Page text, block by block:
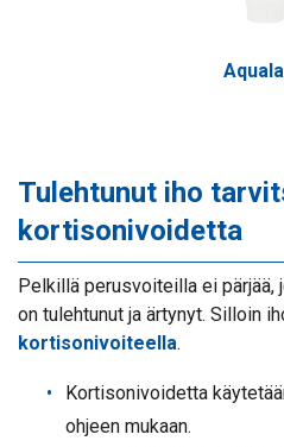
Tulehtunut iho
kortisonivoidetta
Pelkillä perusvoiteilla ei pärjää,
on tulehtunut ja ärtynyt. Silloin
kortisonivoiteella.
Kortisonivoidetta
ohjeen mukaan.